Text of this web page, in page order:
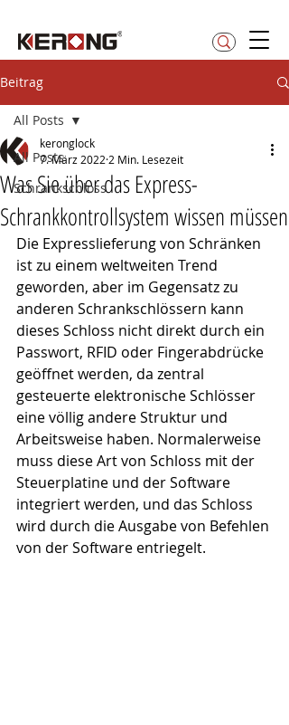
Beitrag
All Posts
Schrankschloss
All Posts
Was Sie über das Express-
Schrankkontrollsystem wissen müssen
keronglock
7. März 2022 2 Min. Lesezeit
Die Expresslieferung von Schränken
ist zu einem weltweiten Trend
geworden, aber im Gegensatz zu
anderen Schrankschlössern kann
dieses Schloss nicht direkt durch ein
Passwort, RFID oder Fingerabdrücke
geöffnet werden, da zentral
gesteuerte elektronische Schlösser
eine völlig andere Struktur und
Arbeitsweise haben. Normalerweise
muss diese Art von Schloss mit der
Steuerplatine und der Software
integriert werden, und das Schloss
wird durch die Ausgabe von Befehlen
von der Software entriegelt.